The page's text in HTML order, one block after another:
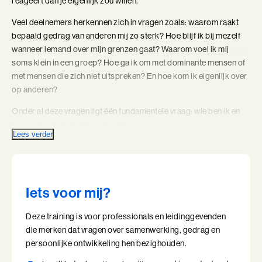
Coachend Leiderschap
Coachend Leiderschap (BaakBoost)
Communicatie met Impact
De Essentie
Effectieve Persoonlijke Communicatie
Effectieve Persoonlijke Communicatie (BaakBoost)
High Performance Leadership
Veel deelnemers herkennen zich in vragen zoals: waarom raakt
bepaald gedrag van anderen mij zo sterk? Hoe blijf ik bij mezelf
wanneer iemand over mijn grenzen gaat? Waarom voel ik mij
soms klein in een groep? Hoe ga ik om met dominante mensen of
met mensen die zich niet uitspreken? En hoe kom ik eigenlijk over
op anderen?
Onder al deze vragen ligt één fundamentele vraag: wie ben ik en
In de training Ik en de Anderen onderzoek je deze vraag door te
Door dat inzicht ontstaat er ruimte om bewuster te kiezen hoe je
voelt, kiest en beweegt in je leven.
Je persoonlijkheid als patroon
Lees verder
Iets voor mij?
Deze training is voor professionals en leidinggevenden
die merken dat vragen over samenwerking, gedrag en
persoonlijke ontwikkeling hen bezighouden.